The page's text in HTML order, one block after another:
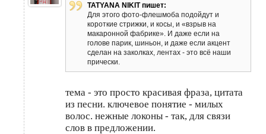
TATYANA NIKIT пишет:
Для этого фото-флешмоба подойдут и
короткие стрижки, и косы, и «взрыв на
макаронной фабрике». И даже если на
голове парик, шиньон, и даже если акцент
сделан на заколках, лентах - это всё наши
прически.
тема - это просто красивая фраза, цитата
из песни. ключевое понятие - милых
волос. нежные локоны - так, для связи
слов в предложении.